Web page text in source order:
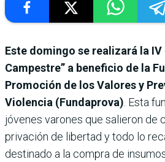
Este domingo se realizará la
Campestre” a beneficio de la
Promoción de los Valores y
Violencia (Fundaprova) . Esta
jóvenes varones que salieron de
privación de libertad y todo lo
destinado a la compra de